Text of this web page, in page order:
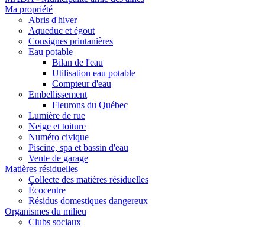
Ma propriété
Abris d'hiver
Aqueduc et égout
Consignes printanières
Eau potable
Bilan de l'eau
Utilisation eau potable
Compteur d'eau
Embellissement
Fleurons du Québec
Lumière de rue
Neige et toiture
Numéro civique
Piscine, spa et bassin d'eau
Vente de garage
Matières résiduelles
Collecte des matières résiduelles
Écocentre
Résidus domestiques dangereux
Organismes du milieu
Clubs sociaux